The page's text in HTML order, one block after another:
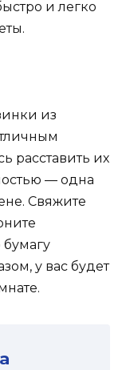
и легко
из
расставить их
— одна
Свяжите
бумагу
у вас будет